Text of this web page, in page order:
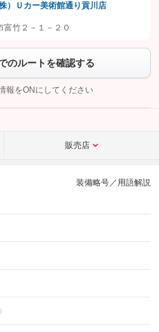
ち追加してから「許可する」ボタンを押
プして問い合わせを
ら
）Ｕカー美術館通り貢川店
竹２－１－２０
のルートを確認する
報をONにしてください
販売店
装備略号／用語解説